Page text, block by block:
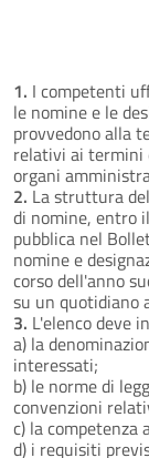
1. I competenti
le nomine e le
provvedono alla
relativi ai termini
organi
2. La struttura
di nomine, entro
pubblica nel
nomine e
corso dell'anno
su un quotidiano
3. L'elenco deve
a) la
interessati;
b) le norme di
convenzioni
c) la competenza
d) i requisiti